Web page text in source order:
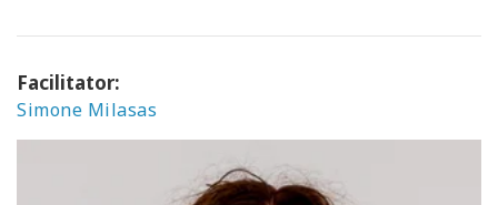
Facilitator:
Simone Milasas